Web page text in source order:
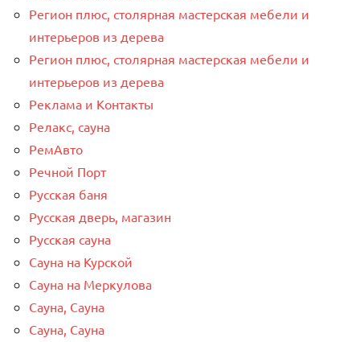
Регион плюс, столярная мастерская мебели и
интерьеров из дерева
Регион плюс, столярная мастерская мебели и
интерьеров из дерева
Реклама и Контакты
Релакс, сауна
РемАвто
Речной Порт
Русская баня
Русская дверь, магазин
Русская сауна
Сауна на Курской
Сауна на Меркулова
Сауна, Сауна
Сауна, Сауна